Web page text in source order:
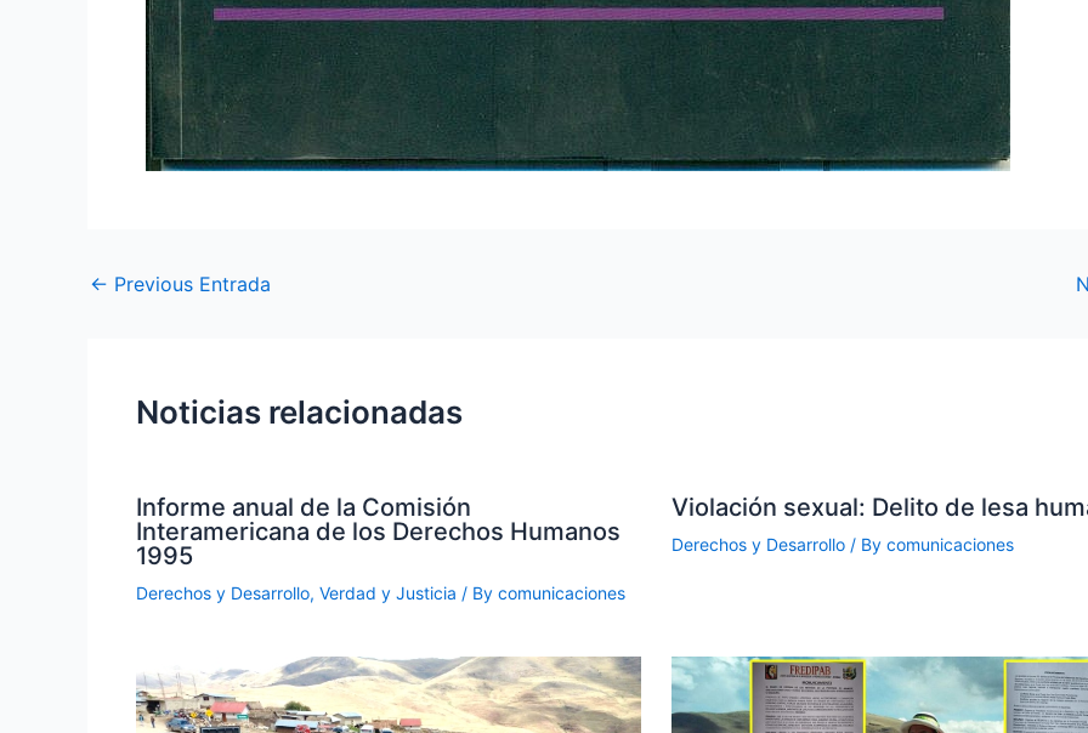
← Previous Entrada
Noticias relacionadas
Informe anual de la Comisión
Interamericana de los Derechos Humanos
1995
Derechos y Desarrollo, Verdad y Justicia / By comunicaciones
Violación sexual: Delito de lesa
Derechos y Desarrollo/ By comunicaciones